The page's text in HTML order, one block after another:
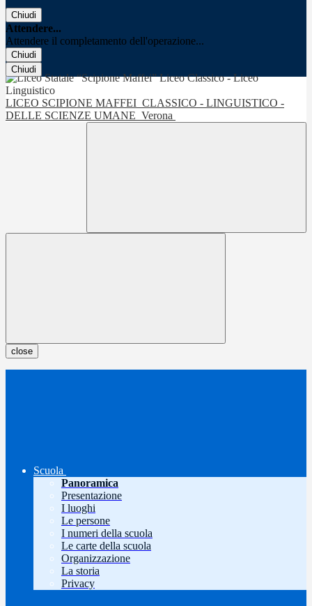
Chiudi
Attendere...
Attendere il completamento dell'operazione...
Chiudi
Chiudi
LICEO SCIPIONE MAFFEI CLASSICO - LINGUISTICO -
DELLE SCIENZE UMANE Verona
close
Scuola
Panoramica
Presentazione
I luoghi
Le persone
I numeri della scuola
Le carte della scuola
Organizzazione
La storia
Privacy